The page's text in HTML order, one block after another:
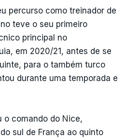
percurso como treinador de
teve o seu primeiro
principal no
em 2020/21, antes de se
para o também turco
durante uma temporada e
o comando do Nice,
sul de França ao quinto